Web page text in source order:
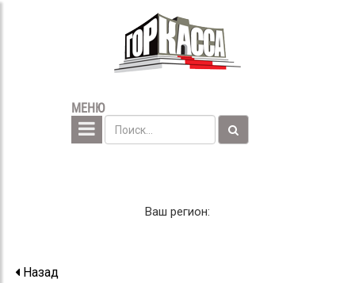
МЕНЮ
Ваш регион:
Назад